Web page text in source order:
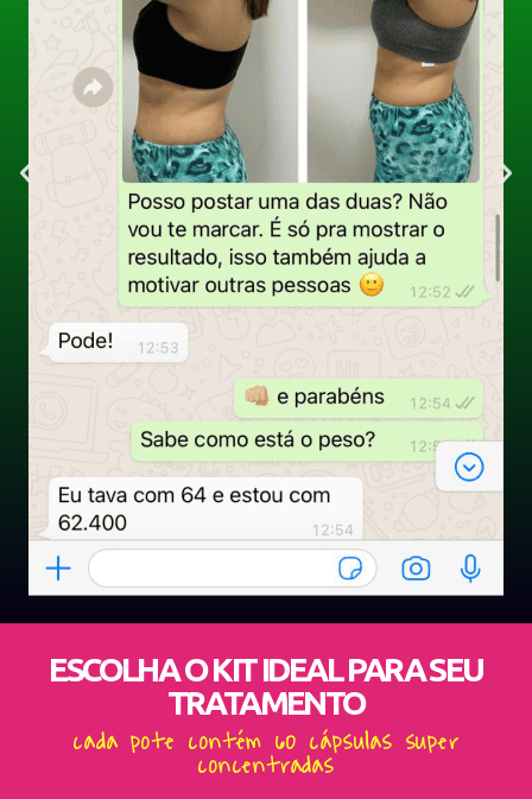
ESCOLHA O KIT IDEAL PARA SEU
TRATAMENTO
cada pote contém 60 cápsulas super
concentradas